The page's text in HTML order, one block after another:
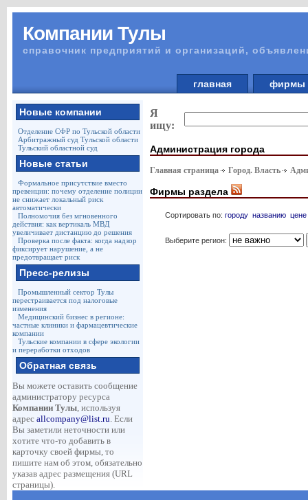
Компании Тулы
справочник предприятий и организаций,
главная
Новые компании
Отделение СФР по Тульской области
Арбитражный суд Тульской области
Тульский областной суд
Новые статьи
Формальное присутствие вместо
превенции: почему отделение полиции
не снижает локальный риск
автоматически
Полномочия без мгновенного
действия: как вертикаль МВД
увеличивает дистанцию до решения
Проверка после факта: когда надзор
фиксирует нарушение, а не
предотвращает риск
Пресс-релизы
Промышленный сектор Тулы
перестраивается под налоговые
изменения
Медицинский бизнес в регионе:
частные клиники и фармацевтические
компании
Тульские компании в сфере экологии
и переработки отходов
Обратная связь
Вы можете оставить сообщение
администратору ресурса
Компании Тулы, используя
адрес allcompany@list.ru. Если
Вы заметили неточности или
хотите что-то добавить в
карточку своей фирмы, то
пишите нам об этом, обязательно
указав адрес размещения (URL
страницы).
Я
ищу:
Администрация города
Главная страница Город. Власть
Фирмы раздела
Сортировать по: городу названию цене
Выберите регион: